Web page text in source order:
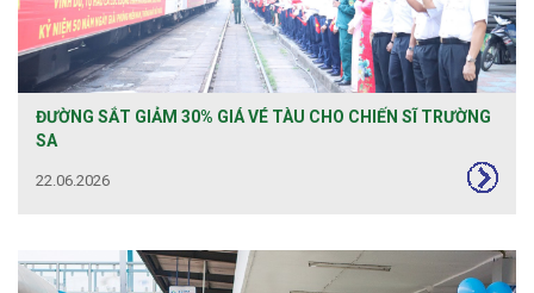
ĐƯỜNG SẮT GIẢM 30% GIÁ VÉ TÀU CHO CHIẾN SĨ TRƯỜNG
SA
22.06.2026